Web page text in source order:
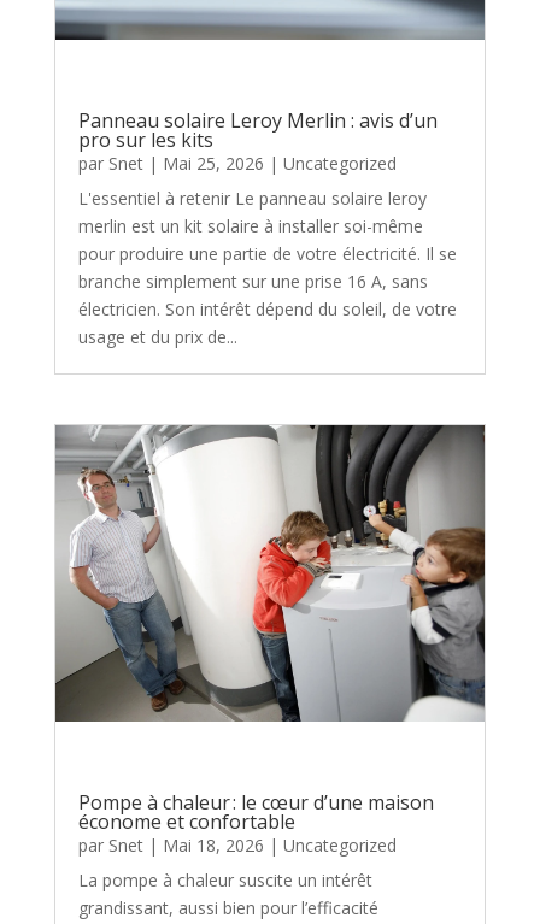
Panneau solaire Leroy Merlin : avis d’un
pro sur les kits
par Snet| Mai 25, 2026 | Uncategorized
L'essentiel à retenir Le panneau solaire leroy
merlin est un kit solaire à installer soi-même
pour produire une partie de votre électricité. Il se
branche simplement sur une prise 16 A, sans
électricien. Son intérêt dépend du soleil, de votre
usage et du prix de...
Pompe à chaleur : le cœur d’une maison
économe et confortable
par Snet| Mai 18, 2026 | Uncategorized
La pompe à chaleur suscite un intérêt
grandissant, aussi bien pour l’efficacité